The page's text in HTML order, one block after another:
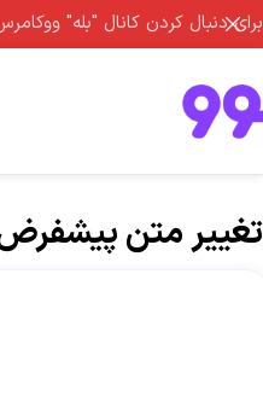
تغییر متن
برای دنبال کردن کانال "بله"